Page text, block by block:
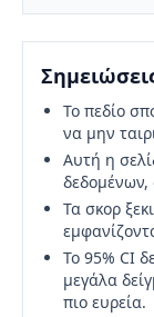
Το πεδίο
να μην
Αυτή η
δεδομένων,
Τα σκορ
Το 95% CI
μεγάλα
πιο ευρεία.